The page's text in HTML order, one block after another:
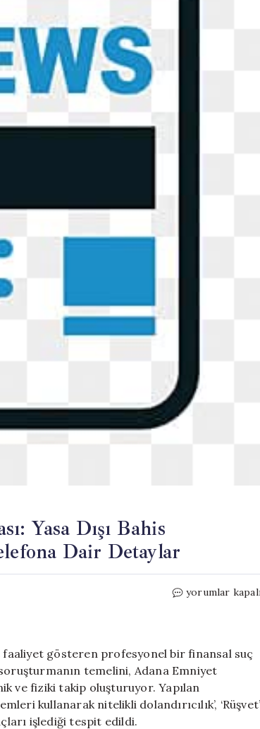
Yasa Dışı Bahis
Dair Detaylar
Rasim
Yasa
Dışı
Bahis
Arkasındaki
yorumlar
faaliyet gösteren profesyonel bir finansal suç
temelini, Adana Emniyet
ve fiziki takip oluşturuyor. Yapılan
kullanarak nitelikli dolandırıcılık’,
işlediği tespit edildi.